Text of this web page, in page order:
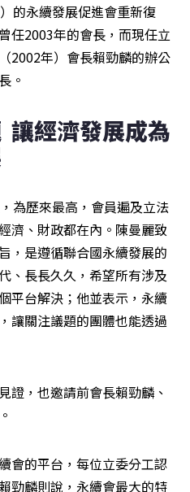
的永續發展促進會重新復
任2003年的會長，而現任立
2002年）會長賴勁麟的辦公
。
讓經濟發展成為
為歷來最高，會員遍及立法
濟、財政都在內。陳曼麗致
，是遵循聯合國永續發展的
、長長久久，希望所有涉及
平台解決；他並表示，永續
讓關注議題的團體也能透過
證，也邀請前會長賴勁麟、
會的平台，每位立委分工認
勁麟則說，永續會最大的特